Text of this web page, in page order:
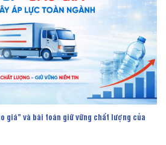
giá” và bài toán giữ vững chất lượng của